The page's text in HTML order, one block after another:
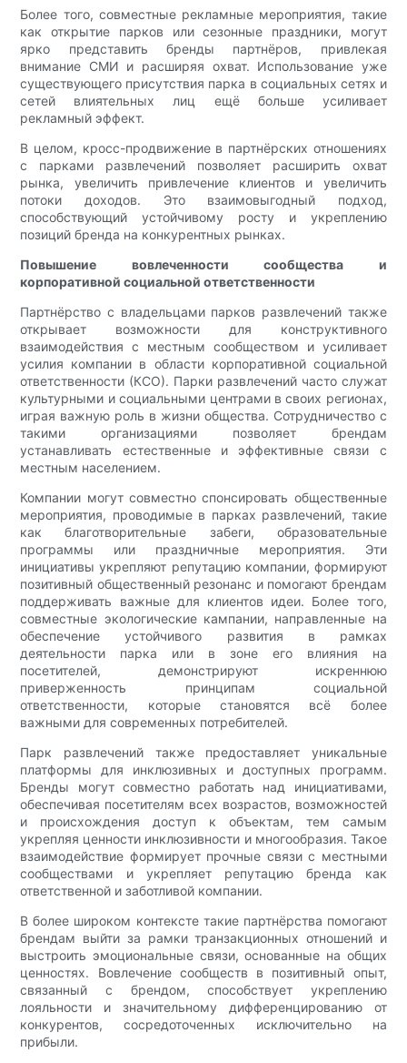
Более того, совместные рекламные мероприятия, такие
как открытие парков или сезонные праздники, могут
ярко представить бренды партнёров, привлекая
внимание СМИ и расширяя охват. Использование уже
существующего присутствия парка в социальных сетях и
сетей влиятельных лиц ещё больше усиливает
рекламный эффект.
В целом, кросс-продвижение в партнёрских отношениях
с парками развлечений позволяет расширить охват
рынка, увеличить привлечение клиентов и увеличить
потоки доходов. Это взаимовыгодный подход,
способствующий устойчивому росту и укреплению
позиций бренда на конкурентных рынках.
Повышение вовлеченности сообщества и
корпоративной социальной ответственности
Партнёрство с владельцами парков развлечений также
открывает возможности для конструктивного
взаимодействия с местным сообществом и усиливает
усилия компании в области корпоративной социальной
ответственности (КСО). Парки развлечений часто служат
культурными и социальными центрами в своих регионах,
играя важную роль в жизни общества. Сотрудничество с
такими организациями позволяет брендам
устанавливать естественные и эффективные связи с
местным населением.
Компании могут совместно спонсировать общественные
мероприятия, проводимые в парках развлечений, такие
как благотворительные забеги, образовательные
программы или праздничные мероприятия. Эти
инициативы укрепляют репутацию компании, формируют
позитивный общественный резонанс и помогают брендам
поддерживать важные для клиентов идеи. Более того,
совместные экологические кампании, направленные на
обеспечение устойчивого развития в рамках
деятельности парка или в зоне его влияния на
посетителей, демонстрируют искреннюю
приверженность принципам социальной
ответственности, которые становятся всё более
важными для современных потребителей.
Парк развлечений также предоставляет уникальные
платформы для инклюзивных и доступных программ.
Бренды могут совместно работать над инициативами,
обеспечивая посетителям всех возрастов, возможностей
и происхождения доступ к объектам, тем самым
укрепляя ценности инклюзивности и многообразия. Такое
взаимодействие формирует прочные связи с местными
сообществами и укрепляет репутацию бренда как
ответственной и заботливой компании.
В более широком контексте такие партнёрства помогают
брендам выйти за рамки транзакционных отношений и
выстроить эмоциональные связи, основанные на общих
ценностях. Вовлечение сообществ в позитивный опыт,
связанный с брендом, способствует укреплению
лояльности и значительному дифференцированию от
конкурентов, сосредоточенных исключительно на
прибыли.